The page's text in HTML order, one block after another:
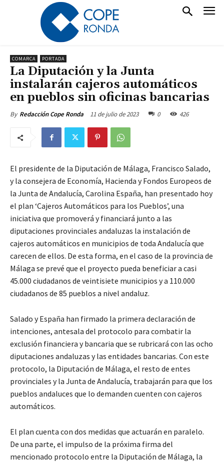
COMARCA PORTADA
La Diputación y la Junta
instalarán cajeros automáticos
en pueblos sin oficinas bancarias
By Redacción Cope Ronda 11 de julio de 2023 0 426
El presidente de la Diputación de Málaga, Francisco Salado,
y la consejera de Economía, Hacienda y Fondos Europeos de
la Junta de Andalucía, Carolina España, han presentado hoy
el plan ‘Cajeros Automáticos para los Pueblos’, una
iniciativa que promoverá y financiará junto a las
diputaciones provinciales andaluzas la instalación de
cajeros automáticos en municipios de toda Andalucía que
carecen de ellos. De esta forma, en el caso de la provincia de
Málaga se prevé que el proyecto pueda beneficiar a casi
45.000 ciudadanos de veintisiete municipios y a 110.000
ciudadanos de 85 pueblos a nivel andaluz.
Salado y España han firmado la primera declaración de
intenciones, antesala del protocolo para combatir la
exclusión financiera y bancaria que se rubricará con las ocho
diputaciones andaluzas y las entidades bancarias. Con este
protocolo, la Diputación de Málaga, el resto de entes
provinciales y la Junta de Andalucía, trabajarán para que los
pueblos andaluces que lo demanden cuenten con cajeros
automáticos.
El plan cuenta con dos medidas que actuarán en paralelo.
De una parte, el impulso de la próxima firma del
mencionado protocolo entre la Diputación de Málaga, la